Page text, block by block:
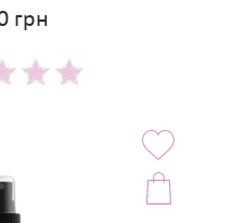
грн